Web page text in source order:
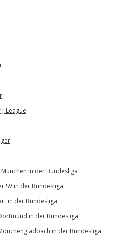
League
in der Bundesliga
SV in der Bundesliga
in der Bundesliga
in der Bundesliga
in der Bundesliga